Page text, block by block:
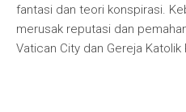
fantasi dan teori konspirasi.
merusak reputasi dan
Vatican City dan Gereja Katolik